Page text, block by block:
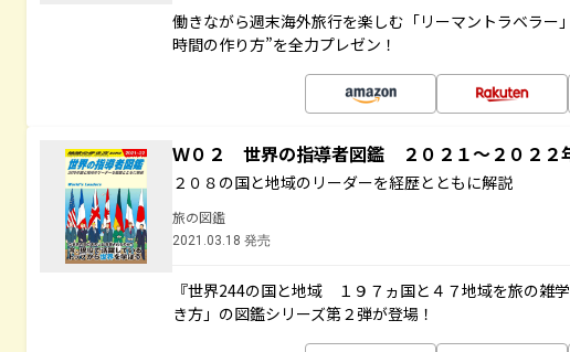
働きながら週末海外旅行を楽しむ「リーマントラベラー
時間の作り方”を全力プレゼン！
Ｗ０２ 世界の指導者図鑑 ２０２１～２０２２
２０８の国と地域のリーダーを経歴とともに解説
旅の図鑑
2021.03.18 発売
『世界244の国と地域 １９７ヵ国と４７地域を旅の雑
き方」の図鑑シリーズ第２弾が登場！